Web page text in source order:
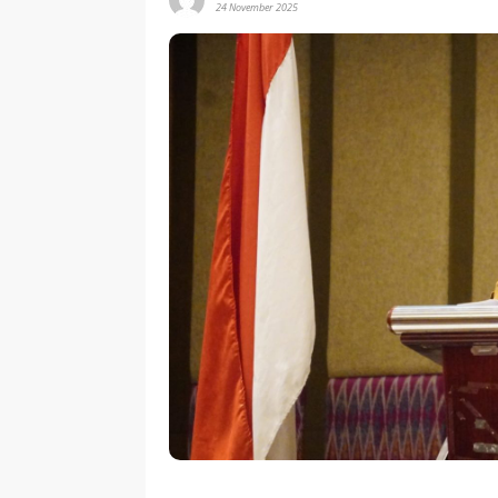
24 November 2025